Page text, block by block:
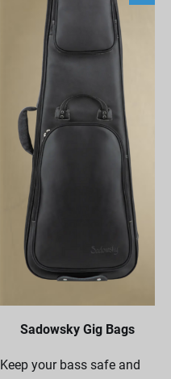
Sadowsky Gig Bags
Keep your bass safe and